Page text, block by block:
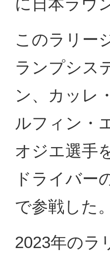
このラリー
ランプシス
ン、カッレ
ルフィン・
オジエ選手
ドライバー
で参戦した。
2023年のラ